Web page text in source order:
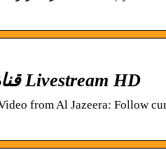
قناة الجزيرة مباشر البث الحي | البث المباشر Livestream HD
from Al Jazeera: Follow